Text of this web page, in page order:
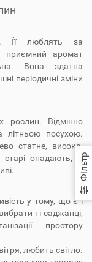
Фільтр
Її люблять за
приємний аромат
Вона здатна
періодичні зміни
рослин. Відмінно
літньою посухою.
статне, високе.
опадають, а
у тому, що є і
ті саджанці,
простору
любить світло.